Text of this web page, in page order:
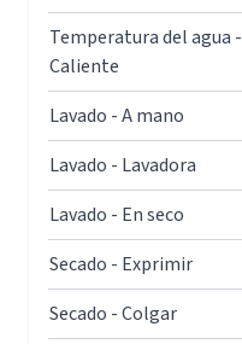
Temperatura del agua -
Caliente
Lavado - A mano
Lavado - Lavadora
Lavado - En seco
Secado - Exprimir
Secado - Colgar